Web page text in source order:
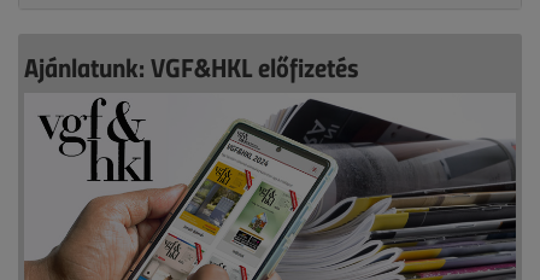
Ajánlatunk: VGF&HKL előfizetés